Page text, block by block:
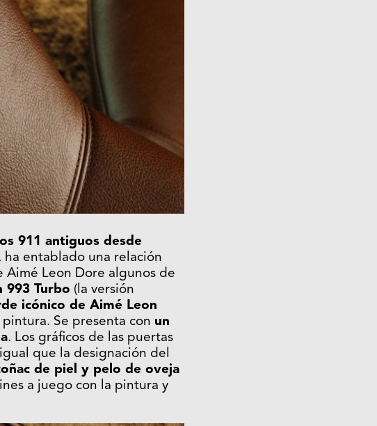
911 antiguos desde
ha entablado una relación
Aimé Leon Dore algunos de
993 Turbo (la versión
icónico de Aimé Leon
Se presenta con un
. Los gráficos de las puertas
que la designación del
de piel y pelo de oveja
a juego con la pintura y